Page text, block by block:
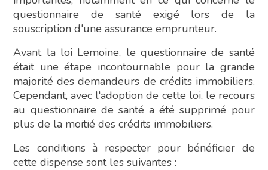
questionnaire de santé exigé lors de la
souscription d'une assurance emprunteur.
Avant la loi Lemoine, le questionnaire de santé
était une étape incontournable pour la grande
majorité des demandeurs de crédits immobiliers.
Cependant, avec l'adoption de cette loi, le recours
au questionnaire de santé a été supprimé pour
plus de la moitié des crédits immobiliers.
Les conditions à respecter pour bénéficier de
cette dispense sont les suivantes :